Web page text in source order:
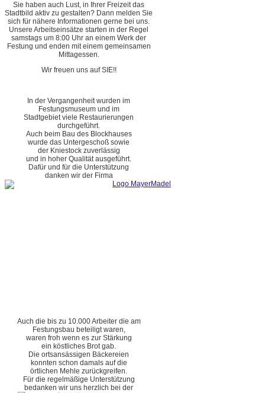
Sie haben auch Lust, in Ihrer Freizeit das
Stadtbild aktiv zu gestalten? Dann melden Sie
sich für nähere Informationen gerne bei uns.
Unsere Arbeitseinsätze starten in der Regel
samstags um 8:00 Uhr an einem Werk der
Festung und enden mit einem gemeinsamen
Mittagessen.
Wir freuen uns auf SIE!!
In der Vergangenheit wurden im
Festungsmuseum und im
Stadtgebiet viele Restaurierungen
durchgeführt.
Auch beim Bau des Blockhauses
wurde das Untergeschoß sowie
der Kniestock zuverlässig
und in hoher Qualität ausgeführt.
Dafür und für die Unterstützung
danken wir der Firma
Auch die bis zu 10.000 Arbeiter die am
Festungsbau beteiligt waren,
waren froh wenn es zur Stärkung
ein köstliches Brot gab.
Die ortsansässigen Bäckereien
konnten schon damals auf die
örtlichen Mehle zurückgreifen.
Für die regelmäßige Unterstützung
bedanken wir uns herzlich bei der